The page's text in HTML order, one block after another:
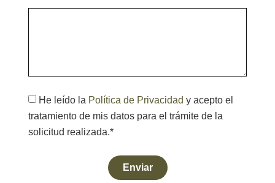
He leído la Política de Privacidad y acepto el
tratamiento de mis datos para el trámite de la
solicitud realizada.*
Enviar